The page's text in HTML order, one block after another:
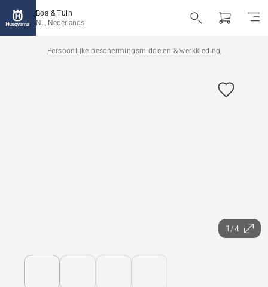
Bos & Tuin
NL, Nederlands
Persoonlijke beschermingsmiddelen & werkkleding
1/4